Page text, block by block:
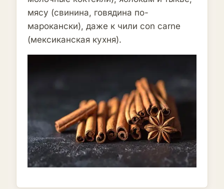
мясу (свинина, говядина по-
марокански), даже к чили con carne
(мексиканская кухня).